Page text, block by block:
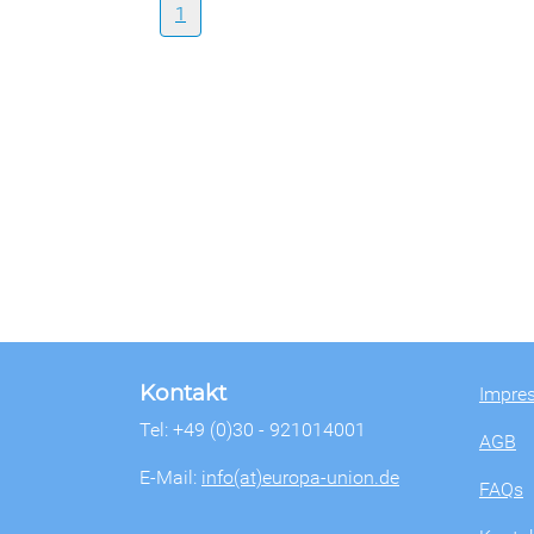
1
Kontakt
Tel: +49 (0)30 - 921014001
E-Mail: info(at)europa-union.de
AGB
FAQs